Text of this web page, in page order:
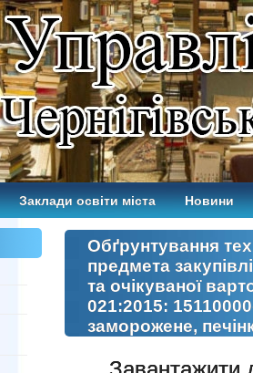
Заклади освіти міста Новини
Обґрунтування
предмета
та очікуваної
021:2015:
заморожене,